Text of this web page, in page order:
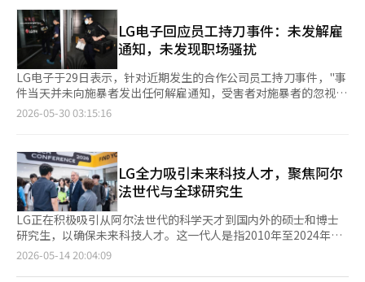
营，结合家具、电器、互联网、社区设施和生活服务。然而，租金
上涨受到限制，而人工成本和运营费用却持续增加，这对高盈利能
力的提升形成了制约。 酒店业务同样支撑了业绩。KT房地产运营
着索菲特、安达仕、诺富特等首尔主要酒店，受益于旅游需求的恢
复。 业内人士认为，KT房地产在可预见的未来将继续依靠大田住
宅销售和租赁、酒店业务保持稳定的业绩。然而，随着核心闲置土
地开发的基本完成，马曲、成寿和江南的办公楼开发能否成为新的
（住宅、知识产业中心等）、城市整治项目等开发项目全过程的综
合咨询。除了简单的法律咨询外，还将密切支持项目计划的适当性
审核、公共与民间谈判代理、PF资金筹集咨询、项目融资投资公
司（PFV）、特殊目的公司（SPC）、房地产投资信托（REITs）
的设立与运营等实际业务。 特别是YK在房地产开发领域配备了拥
有独特实务经验的专家。中心由于6月1日加入YK的金仁中合伙律
师（司法研修院39期）和吉炳宇顾问共同担任中心长。 金中心长
是知名的房地产开发法律专家，曾担任京畿住宅城市公社（GH）
曲地区MICE综合体、第3版桥科技谷等大型城市开发项目中担任总
管理者（MP）和顾问，积累了约20年的现场实务经验。 与金中心
长共同领导中心的吉中心长于1996年以最年轻的身份通过第32届
技术考试进入公职，曾在国土交通部和总统办公室负责国土、城
市、建设政策实务，是一位正统的官僚。 他曾担任国土部城市政
策官、大都市圈交通委员会交通政策局局长，并在总统办公室担任
国土交通秘书，主导了第一期新城市重建等主要国土均衡发展任务
的实施，被认为是对政策与实务都有深入了解的人物。 YK计划结
施暴者进行了单独面谈，并提出了“将其排除在LG电子项目之外
并转到公司其他项目”的建议。 LG电子强调：“在这次面谈中并
没有任何解雇通知，施暴者在4月30日达到退休年龄后，续签了一
年的再雇佣合同，因此项目结束并不等同于解雇通知。” 对于施
暴者声称平时受到受害者的轻视和无视，LG电子也进行了反驳。
施暴者在过去两年中一直在合作公司担任LG电子开发项目的辅助
工作。 LG电子表示：“截至目前，未发现受害者对施暴者进行职
场骚扰或不当言行的情况。在过去两年中，施暴者通过合作公司的
或骚扰问题。” 针对部分人对合作公司管理系统存在问题的指
责，LG电子解释称：“我们与合作公司签订了合法的承包合同，
正常推进工作。”并补充说，公司内部专用工作空间也一直独立提
供。 LG电子表示：“施暴者使用本不应携带的凶器实施残忍犯
罪，并将动机推给公司和受害者的行为绝对不可容忍。”并强
调：“单方面的主张可能导致受害者家属的二次伤害。” LG电子
表示，将借此次事件全面检查与合作公司相关的流程。※ 本报道
经人工智能（AI）系统翻译与编辑。
LG电子回应员工持刀事件：未发解雇
通知，未发现职场骚扰
LG电子于29日表示，针对近期发生的合作公司员工持刀事件，"事
件当天并未向施暴者发出任何解雇通知，受害者对施暴者的忽视指
控也未得到证实"。 LG电子表示，早在12日，公司就因施暴者的工
谈，并提出了"排除在LG电子项目之外及转至公司其他项目"的建
议。 LG电子强调，"在这次面谈中并没有任何解雇通知"，并指出
施暴者在4月30日达到退休年龄后，已与公司签订了一年的再雇佣
合同，因此项目结束并不等同于解雇通知。 对于施暴者声称受害
者平时对其进行轻视和忽视的指控，LG电子进行了坚决反驳。施
暴者在过去两年中一直在合作公司担任LG电子开发项目的辅助工
作。 LG电子表示，"截至目前，未发现受害者对施暴者实施职场骚
扰或不当言行的情况"。在过去两年中，通过合作公司的同事、劳
资协商会和投诉处理系统，施暴者并未提出任何工作困扰或骚扰相
2026-05-30 03:15:16
LG全力吸引未来科技人才，聚焦阿尔
法世代与全球研究生
LG正在积极吸引从阿尔法世代的科学天才到国内外的硕士和博士
研究生，以确保未来科技人才。这一代人是指2010年至2024年出
生的，熟悉人工智能等前沿技术的年轻人。 LG于14日在首尔江西
2026-05-14 20:04:09
页